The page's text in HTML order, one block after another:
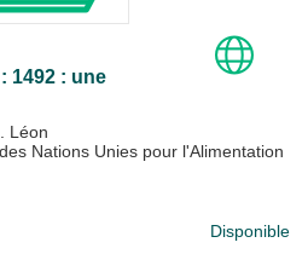
1492 : une
Léon
Nations Unies pour l'Alimentation
Disponible